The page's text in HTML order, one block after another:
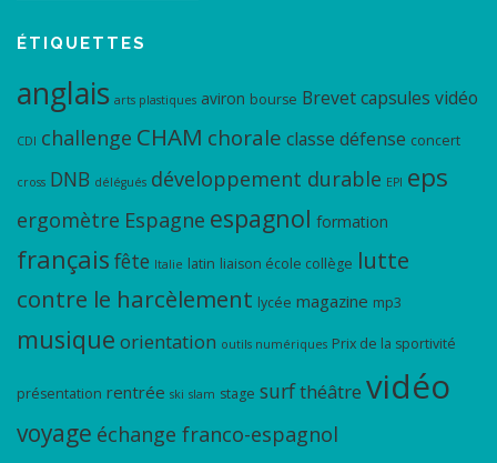
ÉTIQUETTES
anglais arts plastiques aviron bourse Brevetcapsules vidéo
CDI challenge CHAM chorale classe défense concert
cross DNB délégués développement durable EPI eps
ergomètre Espagne espagnol formation
français fête Italie latin liaison école collège lutte
contre le harcèlement lycée magazine mp3
musique orientation outils numériques Prix de la sportivité
présentation rentrée ski slam stage surfthéâtre vidéo
voyage échange franco-espagnol